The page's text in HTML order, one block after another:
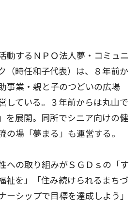
動するＮＰＯ法人夢・コミュニ
（時任和子代表）は、８年前か
事業・親と子のつどいの広場
している。３年前からは丸山で
を展開。同所でシニア向けの健
の場「夢まる」も運営する。
への取り組みがＳＧＤｓの「す
祉を」「住み続けられるまちづ
ーシップで目標を達成しよう」